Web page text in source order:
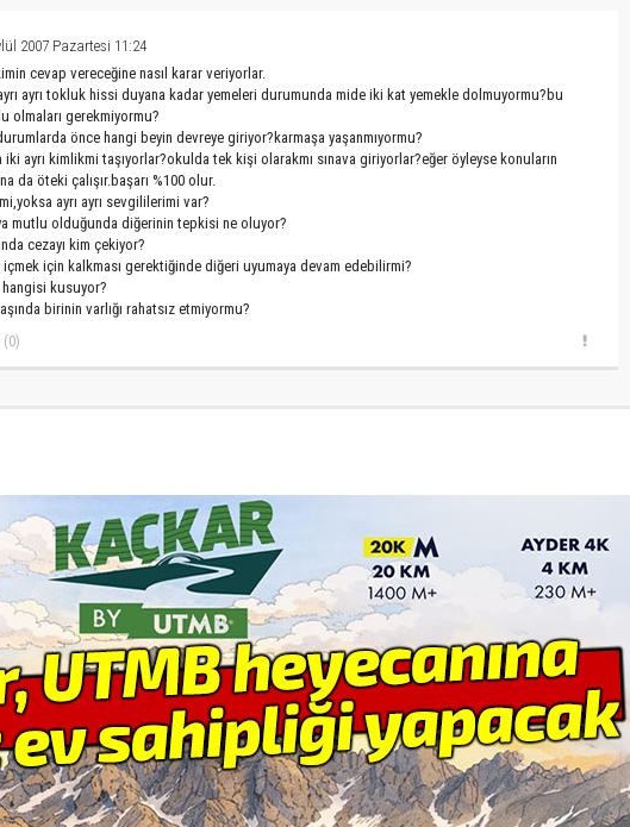
2007 Pazartesi 11:24
cevap vereceğine nasıl karar veriyorlar.
ayrı tokluk hissi duyana kadar yemeleri durumunda mide iki kat yemekle dolmuyormu?bu
olmaları gerekmiyormu?
önce hangi beyin devreye giriyor?karmaşa yaşanmıyormu?
ayrı kimlikmi taşıyorlar?okulda tek kişi olarakmı sınava giriyorlar?eğer öyleyse konuların
da öteki çalışır.başarı %100 olur.
ayrı ayrı sevgililerimi var?
mutlu olduğunda diğerinin tepkisi ne oluyor?
cezayı kim çekiyor?
için kalkması gerektiğinde diğeri uyumaya devam edebilirmi?
hangisi kusuyor?
birinin varlığı rahatsız etmiyormu?
(0)